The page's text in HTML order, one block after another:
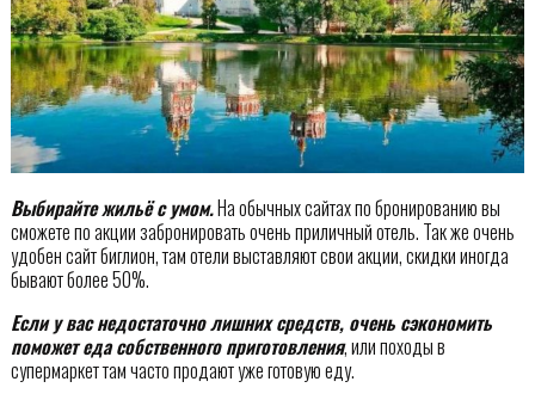
Выбирайте жильё с умом.На обычных сайтах по бронированию вы
сможете по акции забронировать очень приличный отель. Так же очень
удобен сайт биглион, там отели выставляют свои акции, скидки иногда
бывают более 50%.
Если у вас недостаточно лишних средств, очень сэкономить
поможет еда собственного приготовления, или походы в
супермаркет там часто продают уже готовую еду.